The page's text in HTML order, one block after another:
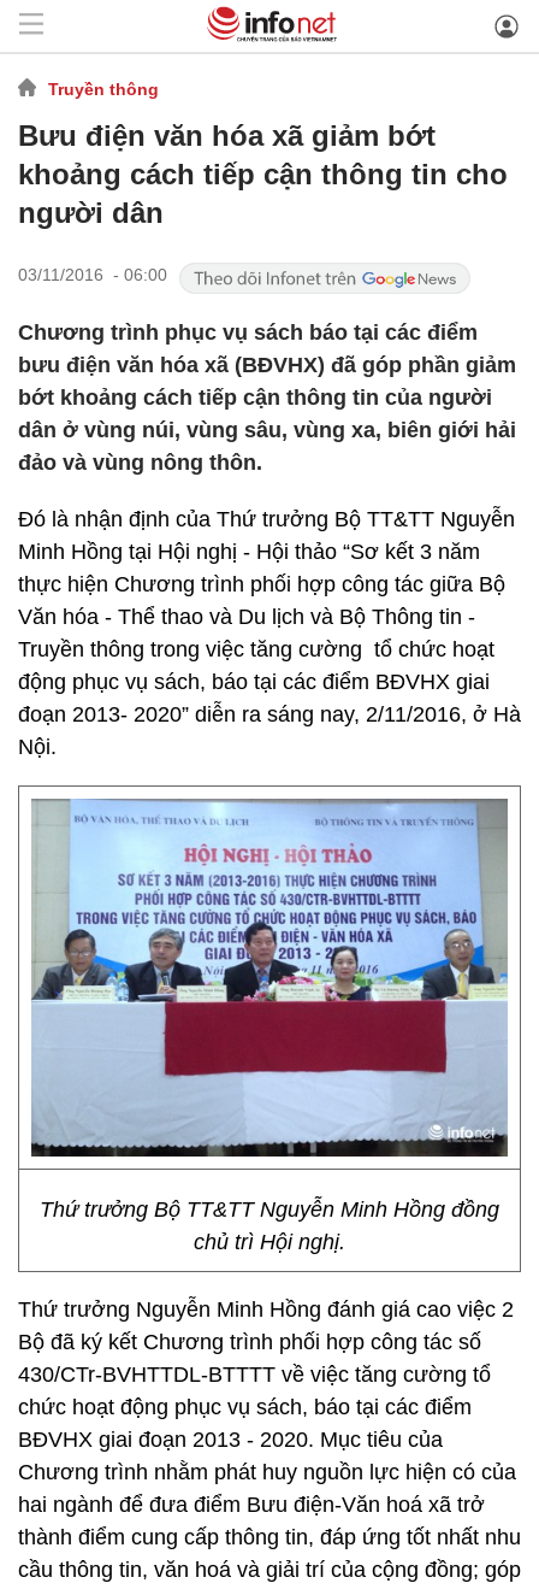
Truyền thông
Bưu điện văn hóa xã giảm bớt
khoảng cách tiếp cận thông tin cho
người dân
03/11/2016 - 06:00
Chương trình phục vụ sách báo tại các điểm
bưu điện văn hóa xã (BĐVHX) đã góp phần giảm
bớt khoảng cách tiếp cận thông tin của người
dân ở vùng núi, vùng sâu, vùng xa, biên giới hải
đảo và vùng nông thôn.
Đó là nhận định của Thứ trưởng Bộ TT&TT Nguyễn
Minh Hồng tại Hội nghị - Hội thảo “Sơ kết 3 năm
thực hiện Chương trình phối hợp công tác giữa Bộ
Văn hóa - Thể thao và Du lịch và Bộ Thông tin -
Truyền thông trong việc tăng cường tổ chức hoạt
động phục vụ sách, báo tại các điểm BĐVHX giai
đoạn 2013- 2020” diễn ra sáng nay, 2/11/2016, ở Hà
Nội.
Thứ trưởng Bộ TT&TT Nguyễn Minh Hồng đồng
chủ trì Hội nghị.
Thứ trưởng Nguyễn Minh Hồng đánh giá cao việc 2
Bộ đã ký kết Chương trình phối hợp công tác số
430/CTr-BVHTTDL-BTTTT về việc tăng cường tổ
chức hoạt động phục vụ sách, báo tại các điểm
BĐVHX giai đoạn 2013 - 2020. Mục tiêu của
Chương trình nhằm phát huy nguồn lực hiện có của
hai ngành để đưa điểm Bưu điện-Văn hoá xã trở
thành điểm cung cấp thông tin, đáp ứng tốt nhất nhu
cầu thông tin, văn hoá và giải trí của cộng đồng; góp